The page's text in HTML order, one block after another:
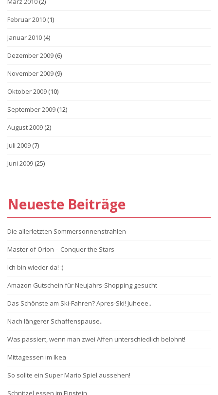
Februar 2010 (1)
Januar 2010 (4)
Dezember 2009 (6)
November 2009 (9)
Oktober 2009 (10)
September 2009 (12)
August 2009 (2)
Juli 2009 (7)
Juni 2009 (25)
Neueste Beiträge
Die allerletzten Sommersonnenstrahlen
Master of Orion – Conquer the Stars
Ich bin wieder da! :)
Amazon Gutschein für Neujahrs-Shopping gesucht
Das Schönste am Ski-Fahren? Apres-Ski! Juheee..
Nach längerer Schaffenspause..
Was passiert, wenn man zwei Affen unterschiedlich belohnt!
Mittagessen im Ikea
So sollte ein Super Mario Spiel aussehen!
Schnitzel essen im Einstein